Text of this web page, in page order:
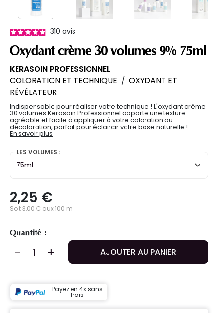
310 avis
Oxydant crème 30 volumes 9% 75ml
KERASOIN PROFESSIONNEL
COLORATION ET TECHNIQUE / OXYDANT ET
RÉVÉLATEUR
Indispensable pour réaliser votre technique ! L'oxydant crème
30 volumes Kerasoin Professionnel apporte une texture
agréable et facile à appliquer à votre coloration ou
décoloration, parfait pour éclaircir votre base naturelle !
En savoir plus
LES VOLUMES :
75ml
2,25 €
Soit 3,00 € aux 100 ml
Quantité :
AJOUTER AU PANIER
Payez en 4x sans
frais